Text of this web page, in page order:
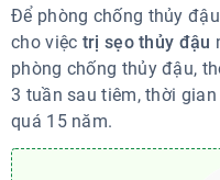
Để phòng chống thủy
cho việc trị sẹo thủy đậu
phòng chống thủy đậu,
3 tuần sau tiêm, thời
quá 15 năm.